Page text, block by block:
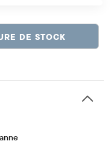
DE STOCK